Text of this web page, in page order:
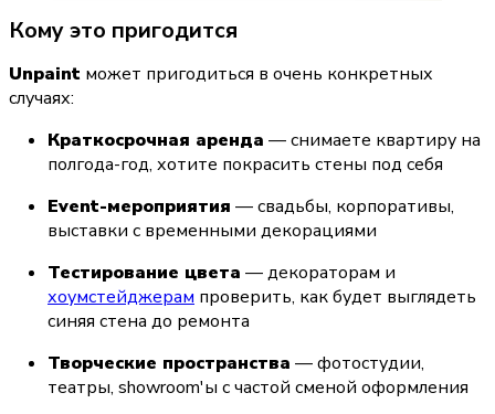
Кому это пригодится
Unpaint может пригодиться в очень конкретных
случаях:
Краткосрочная аренда — снимаете квартиру на
полгода-год, хотите покрасить стены под себя
Event-мероприятия — свадьбы, корпоративы,
выставки с временными декорациями
Тестирование цвета
хоумстейджерам проверить, как будет выглядеть
синяя стена до ремонта
Творческие пространства — фотостудии,
театры, showroom'ы с частой сменой оформления